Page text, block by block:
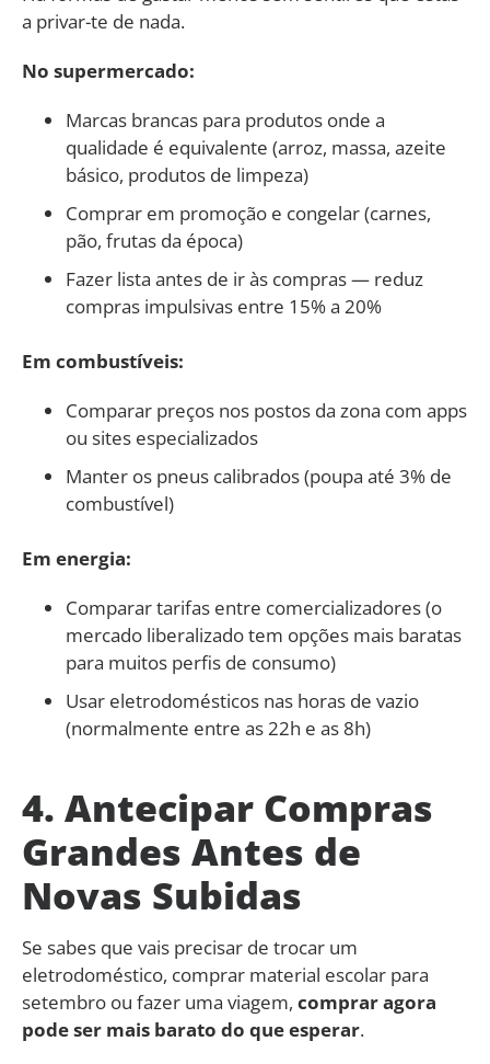
a privar-te de nada.
No supermercado:
Marcas brancas para produtos onde a
qualidade é equivalente (arroz, massa, azeite
básico, produtos de limpeza)
Comprar em promoção e congelar (carnes,
pão, frutas da época)
Fazer lista antes de ir às compras — reduz
compras impulsivas entre 15% a 20%
Em combustíveis:
Comparar preços nos postos da zona com apps
ou sites especializados
Manter os pneus calibrados (poupa até 3% de
combustível)
Em energia:
Comparar tarifas entre comercializadores (o
mercado liberalizado tem opções mais baratas
para muitos perfis de consumo)
Usar eletrodomésticos nas horas de vazio
(normalmente entre as 22h e as 8h)
4. Antecipar Compras
Grandes Antes de
Novas Subidas
Se sabes que vais precisar de trocar um
eletrodoméstico, comprar material escolar para
setembro ou fazer uma viagem, comprar agora
pode ser mais barato do que esperar.